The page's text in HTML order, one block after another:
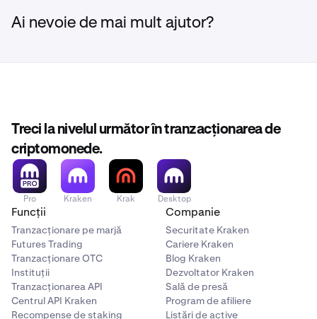
Ai nevoie de mai mult ajutor?
Treci la nivelul următor în tranzacționarea de
criptomonede.
Pro Kraken Krak Desktop
Funcții
Tranzacționare pe marjă
Futures Trading
Tranzacționare OTC
Instituții
Tranzacționarea API
Centrul API Kraken
Recompense de staking
Companie
Securitate Kraken
Cariere Kraken
Blog Kraken
Dezvoltator Kraken
Sală de presă
Program de afiliere
Listări de active